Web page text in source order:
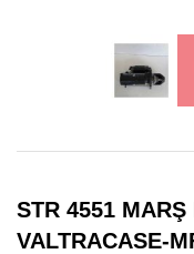
STR 4551
VALTRACASE-